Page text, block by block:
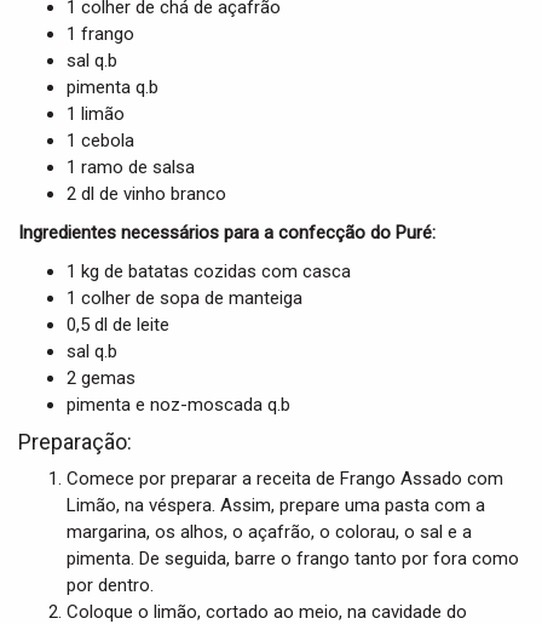
1 colher de chá de açafrão
1 frango
sal q.b
pimenta q.b
1 limão
1 cebola
1 ramo de salsa
2 dl de vinho branco
Ingredientes necessários para a confecção do Puré:
1 kg de batatas cozidas com casca
1 colher de sopa de manteiga
0,5 dl de leite
sal q.b
2 gemas
pimenta e noz-moscada q.b
Preparação:
Comece por preparar a receita de Frango Assado com
Limão, na véspera. Assim, prepare uma pasta com a
margarina, os alhos, o açafrão, o colorau, o sal e a
pimenta. De seguida, barre o frango tanto por fora como
por dentro.
Coloque o limão, cortado ao meio, na cavidade do